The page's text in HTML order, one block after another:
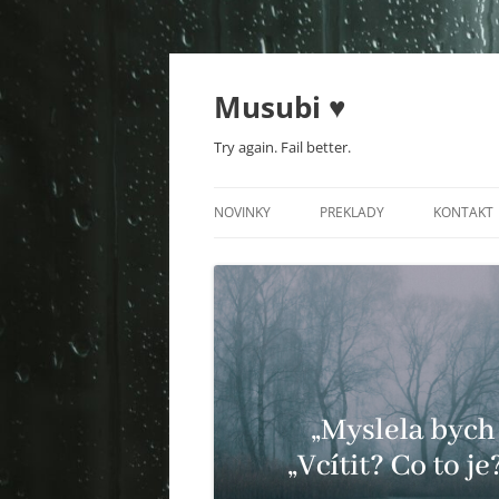
Musubi ♥
Try again. Fail better.
NOVINKY PREKLADY
SERIÁLY
KONTAKT